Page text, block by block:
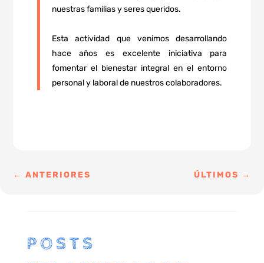
nuestras familias y seres queridos.
Esta actividad que venimos desarrollando
hace años es excelente iniciativa para
fomentar el bienestar integral en el entorno
personal y laboral de nuestros colaboradores.
←ANTERIORES ÚLTIMOS →
POSTS